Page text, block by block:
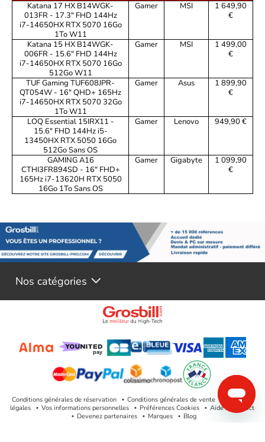
Katana 17 HX B14WGK-
013FR - 17.3" FHD 144Hz
i7-14650HX RTX 5070 16Go
1To W11
Gamer MSI
1 649,90
€
Katana 15 HX B14WGK-
006FR - 15.6" FHD 144Hz
i7-14650HX RTX 5070 16Go
512Go W11
Gamer MSI
1 499,00
€
TUF Gaming TUF608JPR-
QT054W - 16" QHD+ 165Hz
i7-14650HX RTX 5070 32Go
1To W11
Gamer Asus
1 899,90
€
LOQ Essential 15IRX11 -
15.6" FHD 144Hz i5-
13450HX RTX 5050 16Go
512Go Sans OS
Gamer Lenovo 949,90 €
GAMING A16
CTHI3FR894SD - 16" FHD+
165Hz i7-13620H RTX 5050
16Go 1To Sans OS
Gamer Gigabyte
1 099,90
€
Nos catégories
Conditions générales de réservation Conditions générales de vente
Mentions
légales
Vos informations personnelles Préférences Cookies
Aide & Contact
Devenez partenaires
Marques Blog